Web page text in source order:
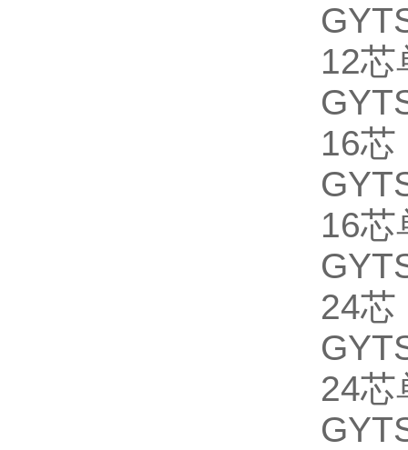
12芯
16芯
16芯
24芯
24芯